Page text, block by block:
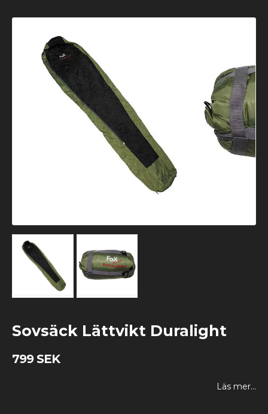
Sovsäck Lättvikt Duralight
799 SEK
Läs mer...